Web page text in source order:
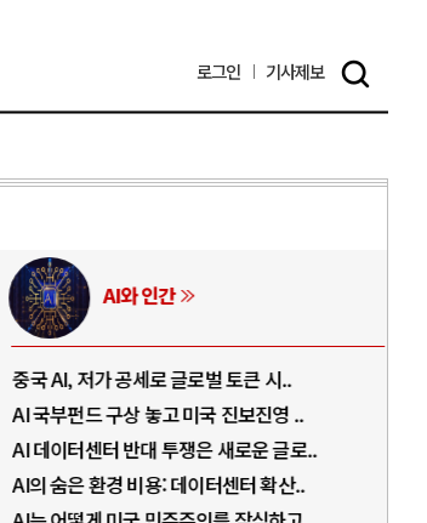
로그인 기사제보
AI와 인간
중국 AI, 저가 공세로 글로벌 토큰 시..
AI 국부펀드 구상 놓고 미국 진보진영 ..
AI 데이터센터 반대 투쟁은 새로운 글로..
AI의 숨은 환경 비용: 데이터센터 확산..